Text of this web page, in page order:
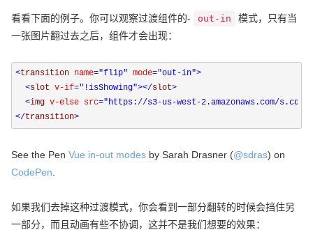
看看下面的例子。你可以观察过渡组件的- out-in
模式，只有当
一张图片翻过去之后，组件才会出现：
<transition name="flip" mode="out-in">
<slot v-if="!isShowing"></slot>
<img v-else src="https://s3-us-west-2.amazonaws.com/
</transition>
See the Pen Vue in-out modes by Sarah Drasner (@sdras) on
CodePen
如果我们去掉这种过渡模式，你会看到一部分翻转的时候会挡住另
一部分，而且动画有些不协调，这并不是我们想要的效果：